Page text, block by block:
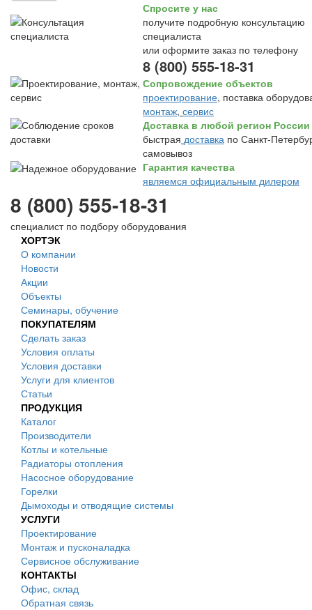
Спросите у нас
получите подробную консультацию
специалиста
или оформите заказ по телефону
8 (800) 555-18-31
Сопровождение объектов
проектирование, поставка
монтаж, сервис
Доставка в любой регион России
быстрая доставка по Санкт-
самовывоз
Гарантия качества
являемся официальным дилером
8 (800) 555-18-31
специалист по подбору оборудования
ХОРТЭК
О компании
Новости
Акции
Объекты
Семинары, обучение
ПОКУПАТЕЛЯМ
Сделать заказ
Условия оплаты
Условия доставки
Услуги для клиентов
Статьи
ПРОДУКЦИЯ
Каталог
Производители
Котлы и котельные
Радиаторы отопления
Насосное оборудование
Горелки
Дымоходы и отводящие системы
УСЛУГИ
Проектирование
Монтаж и пусконаладка
Сервисное обслуживание
КОНТАКТЫ
Офис, склад
Обратная связь